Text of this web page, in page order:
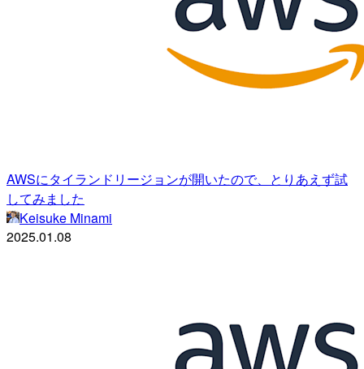
AWSにタイランドリージョンが開いたので、とりあえず試
してみました
Keisuke Minami
2025.01.08